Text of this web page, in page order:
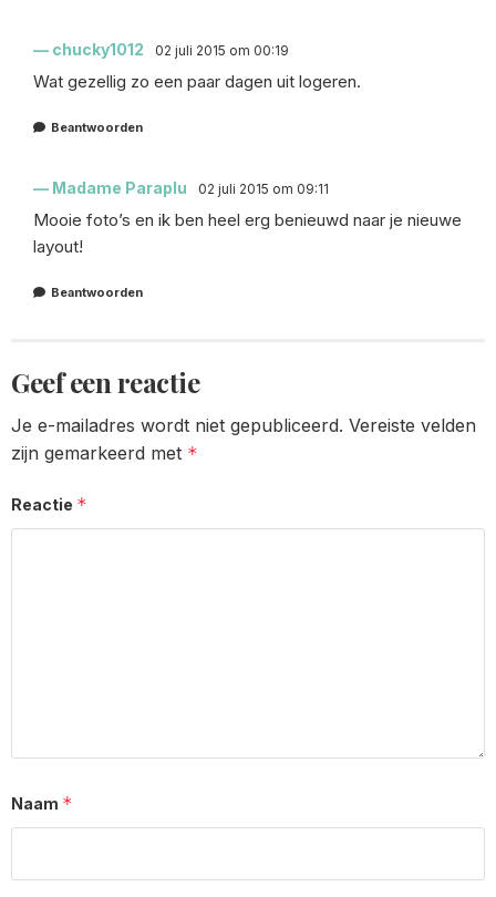
chucky1012 02 juli 2015 om 00:19
Wat gezellig zo een paar dagen uit logeren.
Beantwoorden
Madame Paraplu 02 juli 2015 om 09:11
Mooie foto’s en ik ben heel erg benieuwd naar je nieuwe
layout!
Beantwoorden
Geef een reactie
Je e-mailadres wordt niet gepubliceerd. Vereiste velden
zijn gemarkeerd met *
Reactie *
Naam *